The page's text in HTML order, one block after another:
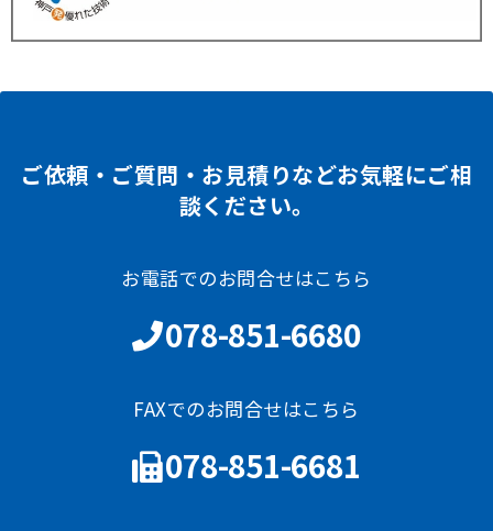
ご依頼・ご質問・お見積りなどお気軽にご相
談ください。
お電話でのお問合せはこちら
078-851-6680
FAXでのお問合せはこちら
078-851-6681